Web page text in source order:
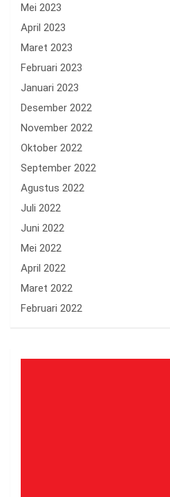
Mei 2023
April 2023
Maret 2023
Februari 2023
Januari 2023
Desember 2022
November 2022
Oktober 2022
September 2022
Agustus 2022
Juli 2022
Juni 2022
Mei 2022
April 2022
Maret 2022
Februari 2022